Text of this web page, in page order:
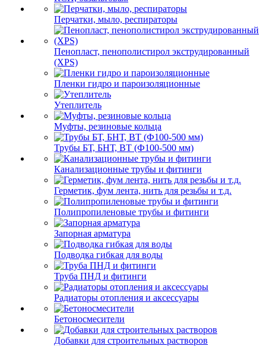
Перчатки, мыло, респираторы
Пенопласт, пенополистирол экструдированный
(XPS)
Пленки гидро и пароизоляционные
Утеплитель
Муфты, резиновые кольца
Трубы БТ, БНТ, ВТ (Ф100-500 мм)
Канализационные трубы и фитинги
Герметик, фум лента, нить для резьбы и т.д.
Полипропиленовые трубы и фитинги
Запорная арматура
Подводка гибкая для воды
Труба ПНД и фитинги
Радиаторы отопления и аксессуары
Бетоносмесители
Добавки для строительных растворов